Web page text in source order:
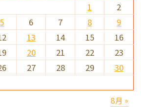
8月 »
1
2
5 6 7 8
9
13 14 15
16
20 21 22
23
27 28 29
30